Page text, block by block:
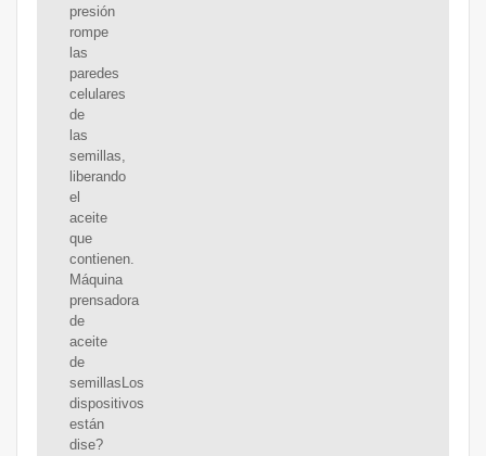
presión
rompe
las
paredes
celulares
de
las
semillas,
liberando
el
aceite
que
contienen.
Máquina
prensadora
de
aceite
de
semillasLos
dispositivos
están
dise?